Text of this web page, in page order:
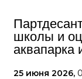
школы и
аквапарка
25 июня 2026,